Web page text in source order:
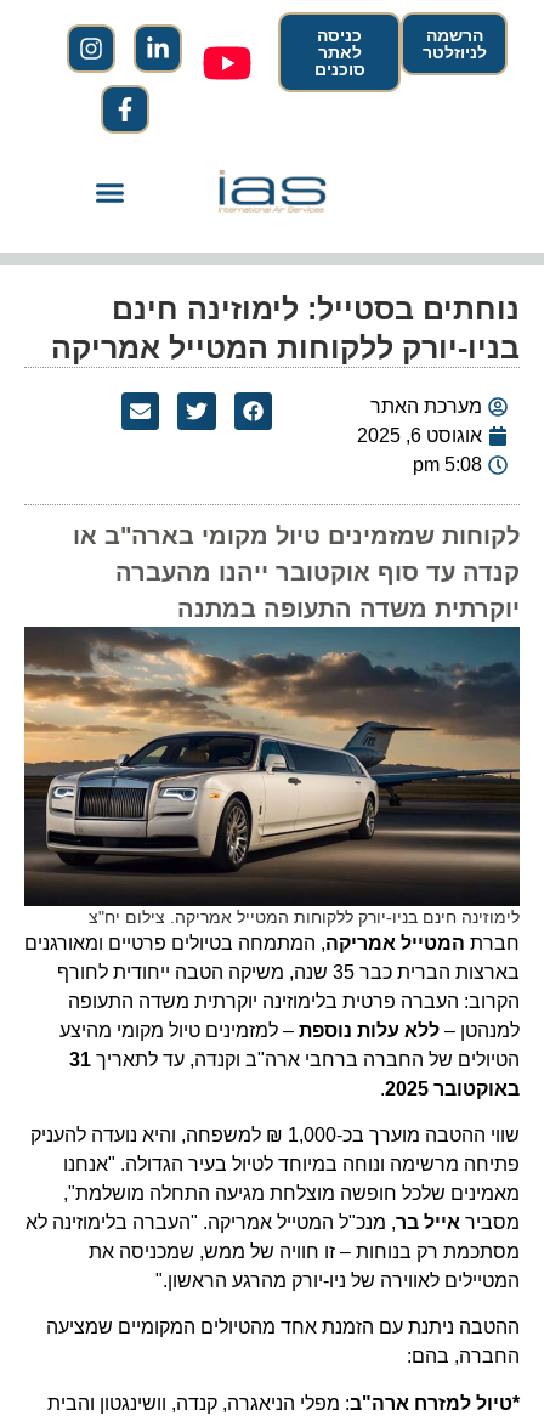
הרשמה
לניוזלטר
כניסה
לאתר
סוכנים
נוחתים בסטייל: לימוזינה חינם
בניו-יורק ללקוחות המטייל אמריקה
מערכת האתר
אוגוסט 6, 2025
5:08 pm
לקוחות שמזמינים טיול מקומי בארה"ב או
קנדה עד סוף אוקטובר ייהנו מהעברה
יוקרתית משדה התעופה במתנה
לימוזינה חינם בניו-יורק ללקוחות המטייל אמריקה. צילום יח"צ
חברת המטייל אמריקה, המתמחה בטיולים פרטיים ומאורגנים
בארצות הברית כבר 35 שנה, משיקה הטבה ייחודית לחורף
הקרוב: העברה פרטית בלימוזינה יוקרתית משדה התעופה
למנהטן – ללא עלות נוספת – למזמינים טיול מקומי מהיצע
הטיולים של החברה ברחבי ארה"ב וקנדה, עד לתאריך 31
באוקטובר 2025
.
שווי ההטבה מוערך בכ-1,000 ₪ למשפחה, והיא נועדה להעניק
פתיחה מרשימה ונוחה במיוחד לטיול בעיר הגדולה. "אנחנו
מאמינים שלכל חופשה מוצלחת מגיעה התחלה מושלמת",
מסביר אייל בר, מנכ"ל המטייל אמריקה. "העברה בלימוזינה לא
מסתכמת רק בנוחות – זו חוויה של ממש, שמכניסה את
המטיילים לאווירה של ניו-יורק מהרגע הראשון."
ההטבה ניתנת עם הזמנת אחד מהטיולים המקומיים שמציעה
החברה, בהם:
*טיול למזרח ארה"ב: מפלי הניאגרה, קנדה, וושינגטון והבית